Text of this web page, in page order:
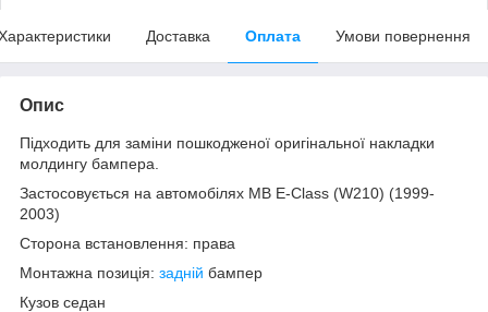
Доставка Оплата Умови повернення
Опис
Підходить для заміни пошкодженої оригінальної накладки
молдингу бампера.
Застосовується на автомобілях MB E-Class (W210) (1999-
2003)
Сторона встановлення: права
Монтажна позиція: задній бампер
Кузов седан